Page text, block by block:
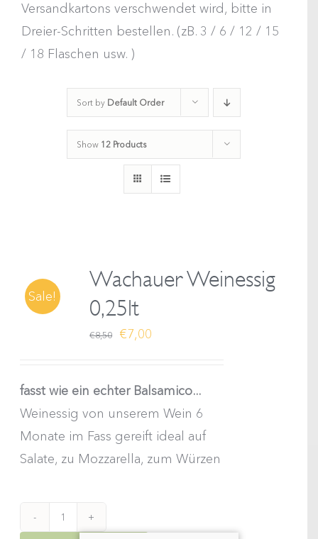
Versandkartons verschwendet wird, bitte in
Dreier-Schritten bestellen. (zB. 3 / 6 / 12 / 15
/ 18 Flaschen usw. )
Sort by Default Order
Show 12 Products
Sale!
Wachauer Weinessig
0,25lt
€8,50
Ursprünglicher
€7,00
fasst wie ein echter Balsamico...
Weinessig von unserem Wein 6
Monate im Fass gereift ideal auf
Salate, zu Mozzarella, zum Würzen
Wachauer